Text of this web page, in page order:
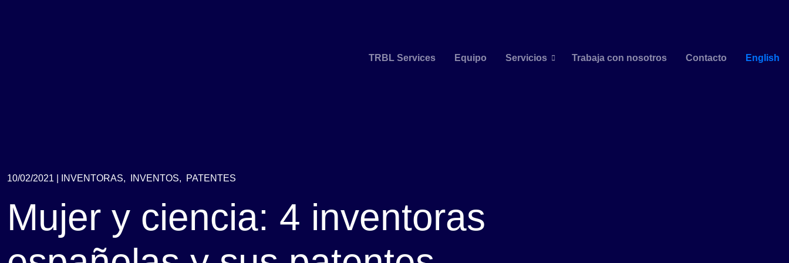
TRBL Services Equipo Servicios Trabaja con nosotros Contacto English
10/02/2021 | INVENTORAS, INVENTOS, PATENTES
Mujer y ciencia: 4 inventoras